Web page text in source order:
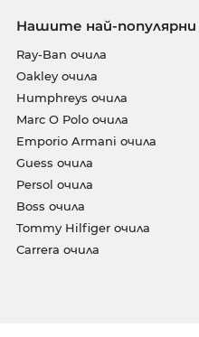
Нашите най-популярни
Ray-Ban очила
Oakley очила
Humphreys очила
Marc O Polo очила
Emporio Armani очила
Guess очила
Persol очила
Boss очила
Tommy Hilfiger очила
Carrera очила